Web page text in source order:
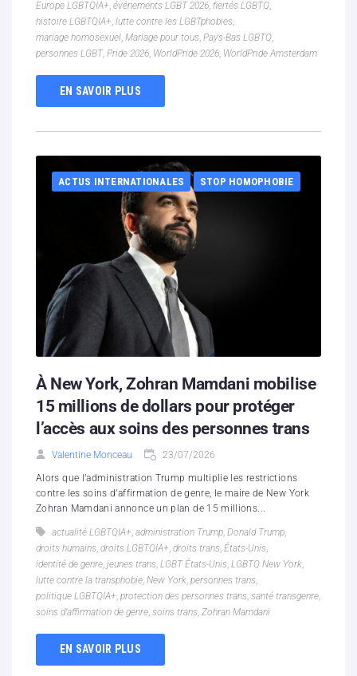
Europe LGBTQIA+, événements LGBT 2026, fiertés LGBTQ,
histoire LGBTQIA+, lutte contre les LGBTphobies,
mariage homosexuel, Mariage pour tous, Pays-Bas LGBTQ,
personnes LGBT, Pride 2026, WorldPride 2026, WorldPride Amsterdam
EN SAVOIR PLUS
ACTUS INTERNATIONALES STOP HOMOPHOBIE
À New York, Zohran Mamdani mobilise
15 millions de dollars pour protéger
l’accès aux soins des personnes trans
Valentine Monceau 23/07/2026
Alors que l’administration Trump multiplie les restrictions
contre les soins d’affirmation de genre, le maire de New York
Zohran Mamdani annonce un plan de 15 millions...
actualité LGBTQIA+, administration Trump, Donald Trump,
droits humains, droits LGBTQIA+, droits trans, États-Unis,
identité de genre, jeunes trans, LGBT États-Unis, LGBTQ New York,
lutte contre la transphobie, New York, personnes trans,
politique LGBTQIA+, protection des personnes trans, santé transgenre,
soins d’affirmation de genre, soins trans, Zohran Mamdani
EN SAVOIR PLUS